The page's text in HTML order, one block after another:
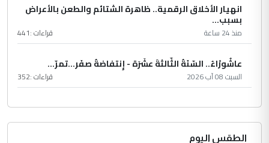
انهيار الأخلاق الرقمية.. ظاهرة الشتائم والطعن بالأعراض
بسبب...
منذ 24 ساعة قراءات :441
عاشُورْاءُ.. السّنَةُ الثّالثةَ عشَرَة - إِنتفاضةُ صفَر…تمرّ...
السبت 08 آب 2026 قراءات :352
الطقس اليوم